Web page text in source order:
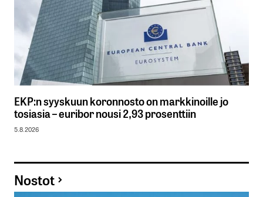
EKP:n syyskuun koronnosto on markkinoille jo
tosiasia – euribor nousi 2,93 prosenttiin
5.8.2026
Nostot